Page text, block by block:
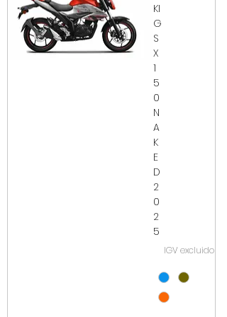
KI
G
S
X
1
5
0
N
A
K
E
D
2
0
2
5
IGV excluido